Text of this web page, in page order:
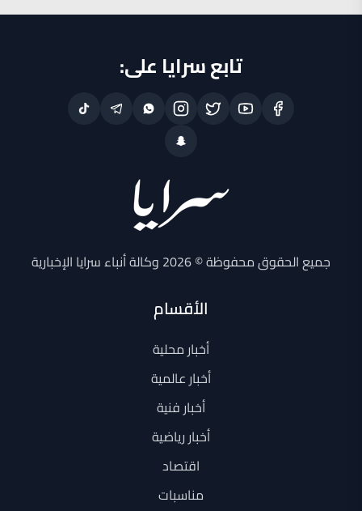
تابع سرايا على:
جميع الحقوق محفوظة © 2026 وكالة أنباء سرايا الإخبارية
الأقسام
أخبار محلية
أخبار عالمية
أخبار فنية
أخبار رياضية
اقتصاد
مناسبات